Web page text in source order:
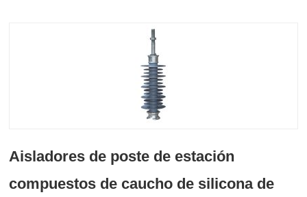
Aisladores de poste de estación
compuestos de caucho de silicona de